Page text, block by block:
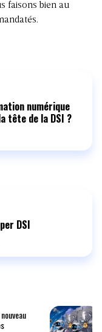
faisons bien au
numérique
tête de la DSI ?
DSI